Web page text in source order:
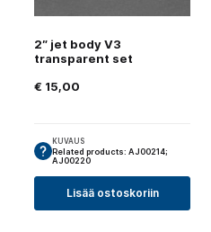
2″ jet body V3
transparent set
€ 15,00
KUVAUS
Related products: AJ00214;
AJ00220
Lisää ostoskoriin